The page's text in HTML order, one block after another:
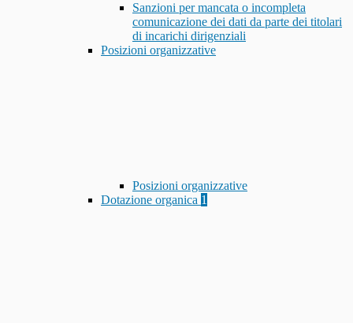
Sanzioni per mancata o incompleta
comunicazione dei dati da parte dei titolari
di incarichi dirigenziali
Posizioni organizzative
Posizioni organizzative
Dotazione organica 1